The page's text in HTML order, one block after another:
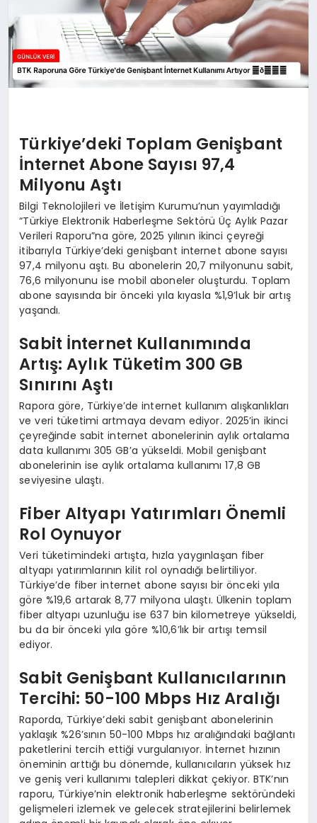
Türkiye’deki Toplam Genişbant
İnternet Abone Sayısı 97,4
Milyonu Aştı
Bilgi Teknolojileri ve İletişim Kurumu’nun yayımladığı
“Türkiye Elektronik Haberleşme Sektörü Üç Aylık Pazar
Verileri Raporu”na göre, 2025 yılının ikinci çeyreği
itibarıyla Türkiye’deki genişbant internet abone sayısı
97,4 milyonu aştı. Bu abonelerin 20,7 milyonunu sabit,
76,6 milyonunu ise mobil aboneler oluşturdu. Toplam
abone sayısında bir önceki yıla kıyasla %1,9’luk bir artış
yaşandı.
Sabit İnternet Kullanımında
Artış: Aylık Tüketim 300 GB
Sınırını Aştı
Rapora göre, Türkiye’de internet kullanım alışkanlıkları
ve veri tüketimi artmaya devam ediyor. 2025’in ikinci
çeyreğinde sabit internet abonelerinin aylık ortalama
data kullanımı 305 GB’a yükseldi. Mobil genişbant
abonelerinin ise aylık ortalama kullanımı 17,8 GB
seviyesine ulaştı.
Fiber Altyapı Yatırımları Önemli
Rol Oynuyor
Veri tüketimindeki artışta, hızla yaygınlaşan fiber
altyapı yatırımlarının kilit rol oynadığı belirtiliyor.
Türkiye’de fiber internet abone sayısı bir önceki yıla
göre %19,6 artarak 8,77 milyona ulaştı. Ülkenin toplam
fiber altyapı uzunluğu ise 637 bin kilometreye yükseldi,
bu da bir önceki yıla göre %10,6’lık bir artışı temsil
ediyor.
Sabit Genişbant Kullanıcılarının
Tercihi: 50-100 Mbps Hız Aralığı
Raporda, Türkiye’deki sabit genişbant abonelerinin
yaklaşık %26’sının 50-100 Mbps hız aralığındaki bağlantı
paketlerini tercih ettiği vurgulanıyor. İnternet hızının
öneminin arttığı bu dönemde, kullanıcıların yüksek hız
ve geniş veri kullanımı talepleri dikkat çekiyor. BTK’nın
raporu, Türkiye’nin elektronik haberleşme sektöründeki
gelişmeleri izlemek ve gelecek stratejilerini belirlemek